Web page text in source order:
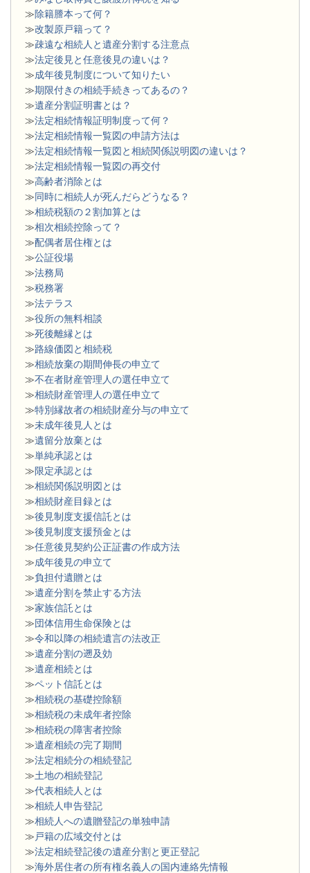
≫除籍謄本って何？
≫改製原戸籍って？
≫疎遠な相続人と遺産分割する注意点
≫法定後見と任意後見の違いは？
≫成年後見制度について知りたい
≫期限付きの相続手続きってあるの？
≫遺産分割証明書とは？
≫法定相続情報証明制度って何？
≫法定相続情報一覧図の申請方法は
≫法定相続情報一覧図と相続関係説明図の違いは？
≫法定相続情報一覧図の再交付
≫高齢者消除とは
≫同時に相続人が死んだらどうなる？
≫相続税額の２割加算とは
≫相次相続控除って？
≫配偶者居住権とは
≫公証役場
≫法務局
≫税務署
≫法テラス
≫役所の無料相談
≫死後離縁とは
≫路線価図と相続税
≫相続放棄の期間伸長の申立て
≫不在者財産管理人の選任申立て
≫相続財産管理人の選任申立て
≫特別縁故者の相続財産分与の申立て
≫未成年後見人とは
≫遺留分放棄とは
≫単純承認とは
≫限定承認とは
≫相続関係説明図とは
≫相続財産目録とは
≫後見制度支援信託とは
≫後見制度支援預金とは
≫任意後見契約公正証書の作成方法
≫成年後見の申立て
≫負担付遺贈とは
≫遺産分割を禁止する方法
≫家族信託とは
≫団体信用生命保険とは
≫令和以降の相続遺言の法改正
≫遺産分割の遡及効
≫遺産相続とは
≫ペット信託とは
≫相続税の基礎控除額
≫相続税の未成年者控除
≫相続税の障害者控除
≫遺産相続の完了期間
≫法定相続分の相続登記
≫土地の相続登記
≫代表相続人とは
≫相続人申告登記
≫相続人への遺贈登記の単独申請
≫ 戸籍の広域交付とは
≫法定相続登記後の遺産分割と更正登記
≫海外居住者の所有権名義人の国内連絡先情報